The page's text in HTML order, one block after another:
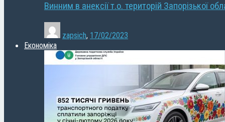
Винним в анексії т.о. територій Запорізької
zapsich, 17/02/2023
Економіка